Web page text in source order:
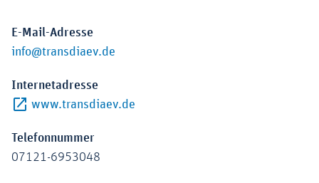
Medien
E-Mail-Adresse
info@transdiaev.de
Internetadresse
www.transdiaev.de
Telefonnummer
07121-6953048